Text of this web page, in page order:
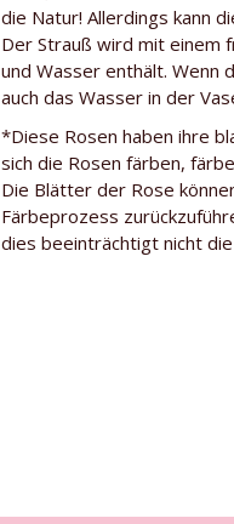
Herkunft
Gärtner
die Natur! Allerdings kann
Der Strauß wird mit einem
und Wasser enthält. Wenn
auch das Wasser in der
*Diese Rosen haben ihre
sich die Rosen färben,
Die Blätter der Rose
Färbeprozess
dies beeinträchtigt nicht